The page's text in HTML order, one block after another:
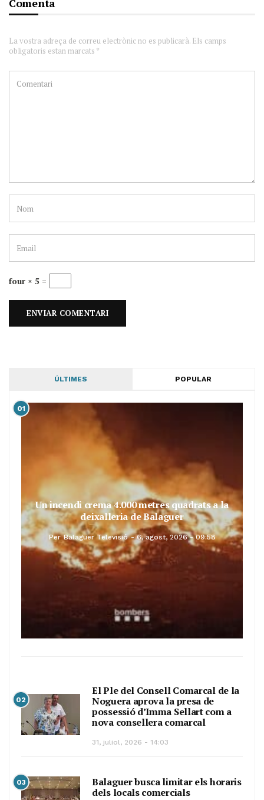
Comenta
La vostra adreça de correu electrònic no es publicarà. Els camps
obligatoris estan marcats *
four × 5 =
ÚLTIMES POPULAR
01
Un incendi crema 4.000 metres quadrats a la
deixalleria de Balaguer
Per Balaguer Televisió 6, agost, 2026 - 09:58
02
El Ple del Consell Comarcal de la
Noguera aprova la presa de
possessió d’Imma Sellart com a
nova consellera comarcal
31, juliol, 2026 - 14:03
03
Balaguer busca limitar els horaris
dels locals comercials